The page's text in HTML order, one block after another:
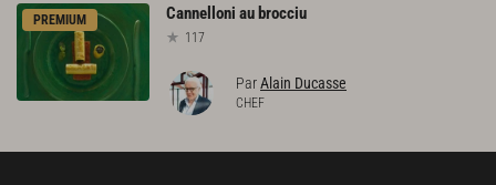
PREMIUM Cannelloni au brocciu
117
ParAlain Ducasse
CHEF